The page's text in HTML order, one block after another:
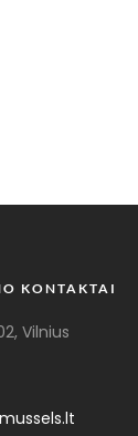
KONTAKTAI
Vilnius